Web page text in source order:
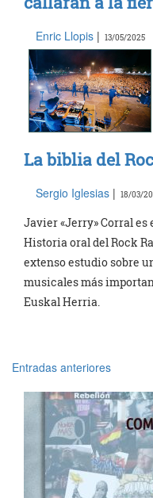
Enric Llopis | 13/05/2025
La biblia del
Sergio Iglesias | 18/03/
Javier «Jerry» Corral es
Historia oral del Rock
extenso estudio sobre
musicales más
Euskal Herria.
entradas
Entradas anteriores